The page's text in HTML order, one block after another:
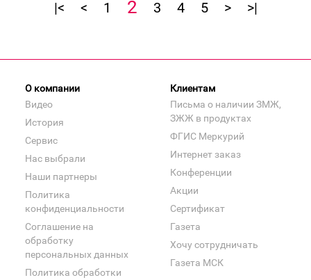
|< < 1 2 3 4 5 > >|
О компании
Видео
История
Сервис
Нас выбрали
Наши партнеры
Политика
конфиденциальности
Соглашение на
обработку
персональных данных
Политика обработки
Клиентам
Письма о наличии ЗМЖ,
ЗЖЖ в продуктах
ФГИС Меркурий
Интернет заказ
Конференции
Акции
Сертификат
Газета
Хочу сотрудничать
Газета МСК